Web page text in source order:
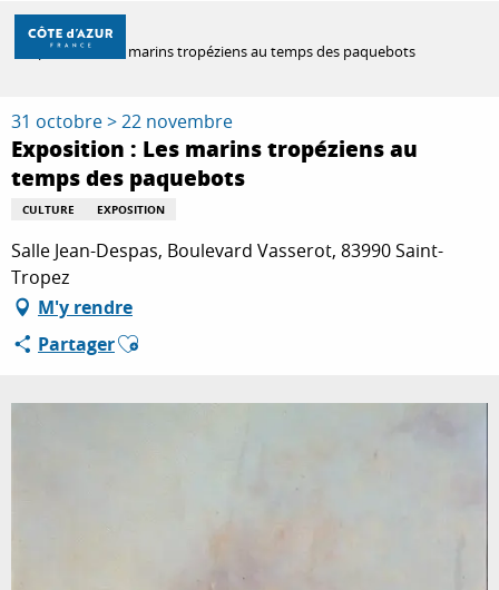
Aller
contenu
DÉCOUVRIR
À FAIRE
SÉJOURNER
Accueil
Exposition : Les marins tropéziens au temps des paquebots
31 octobre > 22 novembre
Exposition : Les marins tropéziens au
temps des paquebots
CULTURE EXPOSITION
Salle Jean-Despas, Boulevard Vasserot, 83990 Saint-
Tropez
M'y rendre
PartagerAjouter aux favoris